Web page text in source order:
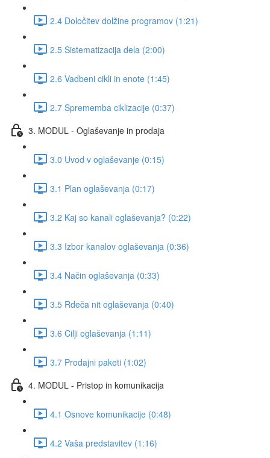
2.4 Določitev dolžine programov (1:21)
2.5 Sistematizacija dela (2:00)
2.6 Vadbeni cikli in enote (1:45)
2.7 Sprememba ciklizacije (0:37)
3. MODUL - Oglaševanje in prodaja
3.0 Uvod v oglaševanje (0:15)
3.1 Plan oglaševanja (0:17)
3.2 Kaj so kanali oglaševanja? (0:22)
3.3 Izbor kanalov oglaševanja (0:36)
3.4 Način oglaševanja (0:33)
3.5 Rdeča nit oglaševanja (0:40)
3.6 Cilji oglaševanja (1:11)
3.7 Prodajni paketi (1:02)
4. MODUL - Pristop in komunikacija
4.1 Osnove komunikacije (0:48)
4.2 Vaša predstavitev (1:16)